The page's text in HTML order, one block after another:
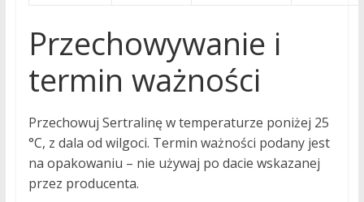
Przechowywanie i
termin ważności
Przechowuj Sertralinę w temperaturze poniżej 25
°C, z dala od wilgoci. Termin ważności podany jest
na opakowaniu – nie używaj po dacie wskazanej
przez producenta.